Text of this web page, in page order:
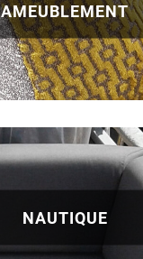
AMEUBLEMENT
NAUTIQUE